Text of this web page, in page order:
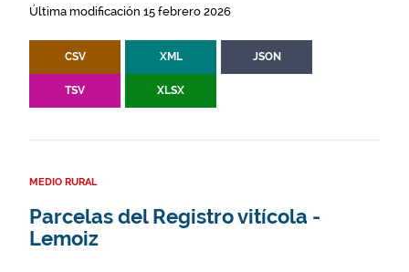
Última modificación 15 febrero 2026
CSV XML JSON
TSV XLSX
MEDIO RURAL
Parcelas del Registro vitícola -
Lemoiz